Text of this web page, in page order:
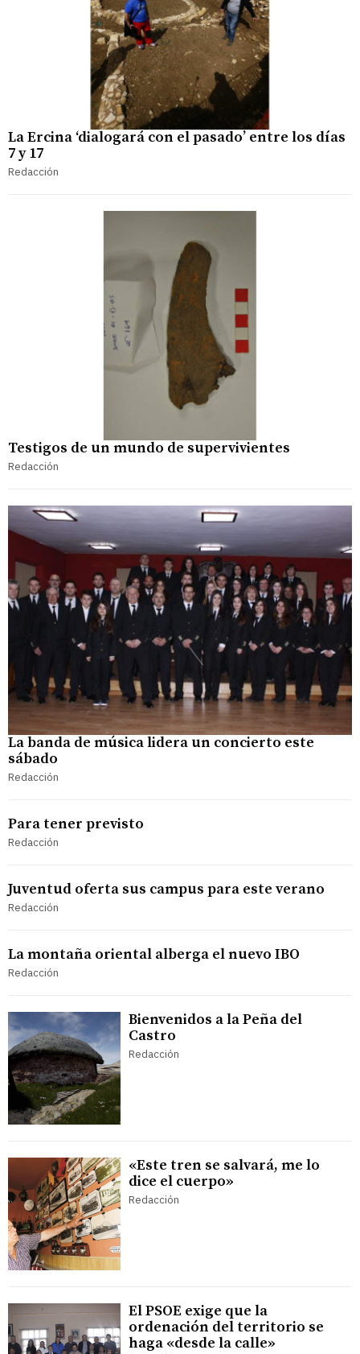
La Ercina ‘dialogará con el pasado’ entre los días
7 y 17
Redacción
Testigos de un mundo de supervivientes
Redacción
La banda de música lidera un concierto este
sábado
Redacción
Para tener previsto
Redacción
Juventud oferta sus campus para este verano
Redacción
La montaña oriental alberga el nuevo IBO
Redacción
Bienvenidos a la Peña del
Castro
Redacción
«Este tren se salvará, me lo
dice el cuerpo»
Redacción
El PSOE exige que la
ordenación del territorio se
haga «desde la calle»